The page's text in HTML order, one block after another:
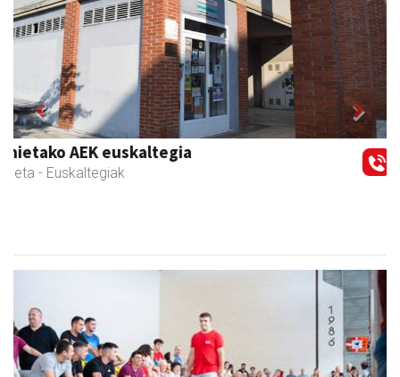
Txortu mekanizaketa eta muntaketa
Asteasu - Mekanizatuak
Previous Next